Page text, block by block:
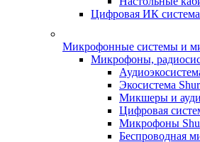
Цифровая ИК система
Микрофонные системы и
Микрофоны,
Экосистема
Микшеры и
Цифровая
Микрофоны
Беспроводная